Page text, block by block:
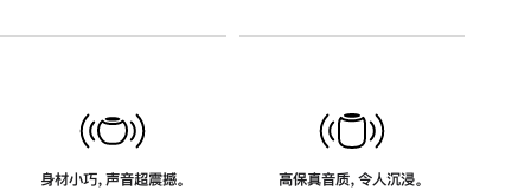
身材小巧，声音超震撼。 高保真音质，令人沉浸。